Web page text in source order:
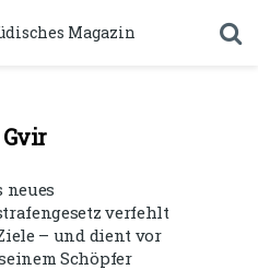
Magazin
neues
verfehlt
– und dient vor
Schöpfer